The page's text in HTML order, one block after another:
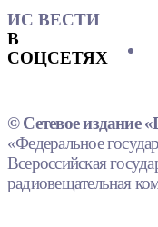
ИС ВЕСТИ
В
СОЦСЕТЯХ
© Сетевое издание
«Федеральное
Всероссийская
радиовещательная